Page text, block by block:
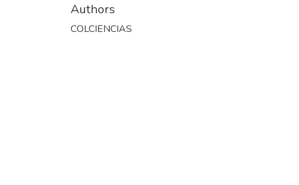
Authors
COLCIENCIAS